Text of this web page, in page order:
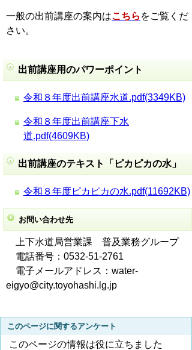
一般の出前講座の案内はこちら をご覧くだ
さい。
出前講座用のパワーポイント
令和８年度出前講座水道.pdf(3349KB)
令和８年度出前講座下水
道.pdf(4609KB)
出前講座のテキスト「ピカピカの水」
令和８年度ピカピカの水.pdf(11692KB)
お問い合わせ先
上下水道局営業課 普及業務グループ
電話番号：0532-51-2761
電子メールアドレス：water-
eigyo@city.toyohashi.lg.jp
このページに関するアンケート
このページの情報は役に立ちました